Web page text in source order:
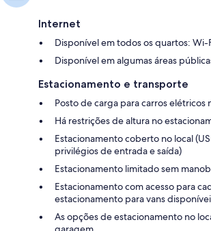
Internet
Disponível em todos os quartos: Wi-
Disponível em algumas áreas
Estacionamento e transporte
Posto de carga para carros elétricos
Há restrições de altura no
Estacionamento coberto no local
privilégios de entrada e saída)
Estacionamento limitado sem
Estacionamento com acesso para
estacionamento para vans
As opções de estacionamento no